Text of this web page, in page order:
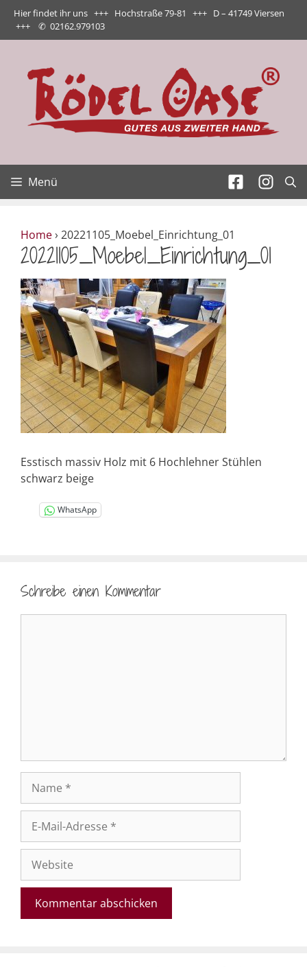
Zum
Inhalt
springen
Hier findet ihr uns +++ Hochstraße 79-81 +++ D – 41749 Viersen
+++ ✆ 02162.979103
Menü
Home› 20221105_Moebel_Einrichtung_01
20221105_Moebel_Einrichtung_01
Esstisch massiv Holz mit 6 Hochlehner Stühlen
schwarz beige
WhatsApp
Schreibe einen Kommentar
Mail-
Adresse
Website